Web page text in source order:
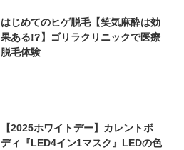
はじめてのヒゲ脱毛【笑気麻酔は効
果ある!?】ゴリラクリニックで医療
脱毛体験
【2025ホワイトデー】カレントボ
ディ『LED4イン1マスク』LEDの色